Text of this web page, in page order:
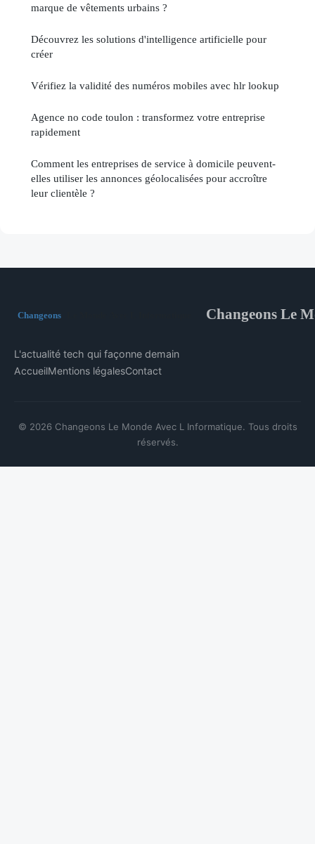
marque de vêtements urbains ?
Découvrez les solutions d'intelligence artificielle pour
créer
Vérifiez la validité des numéros mobiles avec hlr lookup
Agence no code toulon : transformez votre entreprise
rapidement
Comment les entreprises de service à domicile peuvent-
elles utiliser les annonces géolocalisées pour accroître
leur clientèle ?
Changeons Le
L'actualité tech qui façonne demain
AccueilMentions légalesContact
© 2026 Changeons Le Monde Avec L Informatique. Tous droits
réservés.